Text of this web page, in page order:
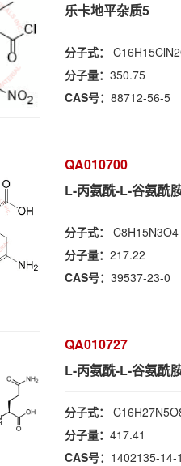
乐卡地平杂质5
分子式：
分子量：350.75
CAS号：88712-56-5
QA010700
L-丙氨酰-L-谷氨酰
分子式：C8H15N3O4
分子量：217.22
CAS号：39537-23-0
QA010727
L-丙氨酰-L-谷氨酰
分子式：
分子量：417.41
CAS号： 1402135-14-1